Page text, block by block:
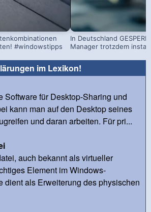
#windowstipps
In Deutschland
Manager trotzdem
im Lexikon!
Software für Desktop-Sharing und
kann man auf den Desktop seines
und daran arbeiten. Für pri...
auch bekannt als virtueller
Element im Windows-
dient als Erweiterung des physischen